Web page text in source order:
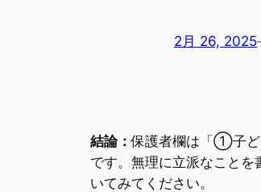
2月 26, 2025
結論：保護者欄は「①子ど
です。無理に立派なこと
いてみてください。